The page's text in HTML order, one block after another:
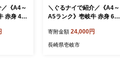
《A4～
赤身 400
[JBO03
焼き肉
＼ぐるナイで紹介／《A4～
A5ランク》壱岐牛 赤身 600
岐市農業協同組合】[JBO03
5] 肉 牛肉 焼肉 焼き肉 赤身
寄附金額 24,000円
長崎県壱岐市